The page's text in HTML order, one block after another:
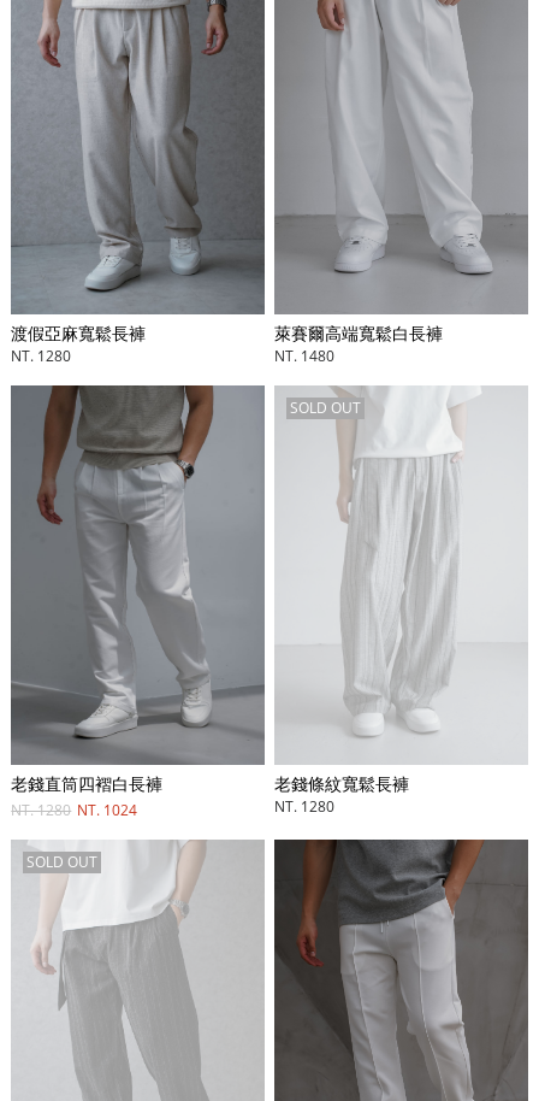
渡假亞麻寬鬆長褲
NT. 1280
萊賽爾高端寬鬆白長褲
NT. 1480
老錢直筒四褶白長褲
NT. 1280 NT. 1024
SOLD OUT
老錢條紋寬鬆長褲
NT. 1280
SOLD OUT